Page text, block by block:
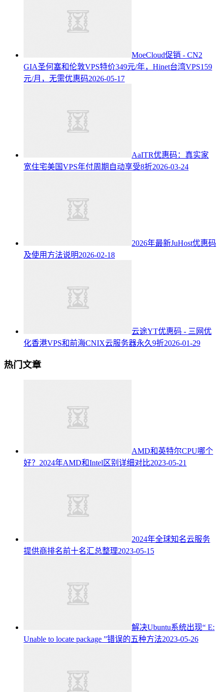
MoeCloud促销 - CN2
GIA圣何塞和伦敦VPS特价349元/年，Hinet台湾VPS159
元/月，无需优惠码2026-05-17
AaITR优惠码：真实家
宽住宅美国VPS年付周期自动享受8折2026-03-24
2026年最新JuHost优惠码
及使用方法说明2026-02-18
云途YT优惠码 - 三网优
化香港VPS和前海CNIX云服务器永久9折2026-01-29
热门文章
AMD和英特尔CPU哪个
好？2024年AMD和Intel区别详细对比2023-05-21
2024年全球知名云服务
提供商排名前十名汇总整理2023-05-15
解决Ubuntu系统出现“ E:
Unable to locate package ”错误的五种方法2023-05-26